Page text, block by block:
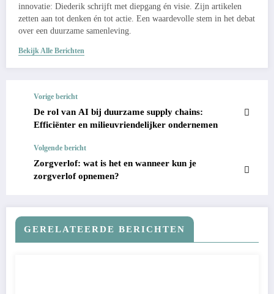
innovatie: Diederik schrijft met diepgang én visie. Zijn artikelen
zetten aan tot denken én tot actie. Een waardevolle stem in het debat
over een duurzame samenleving.
Bekijk Alle Berichten
Vorige bericht
De rol van AI bij duurzame supply chains:
Efficiënter en milieuvriendelijker ondernemen
Volgende bericht
Zorgverlof: wat is het en wanneer kun je
zorgverlof opnemen?
GERELATEERDE BERICHTEN